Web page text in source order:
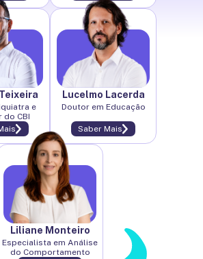
e
do CBI
Lucelmo Lacerda
Doutor em Educação
Saber Mais
Liliane Monteiro
Especialista em Análise
do Comportamento